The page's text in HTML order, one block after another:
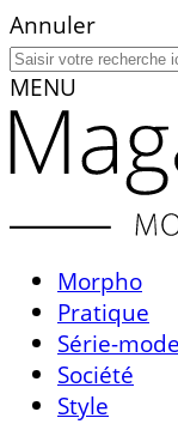
Annuler
MENU
Morpho
Pratique
Série-mode
Société
Style